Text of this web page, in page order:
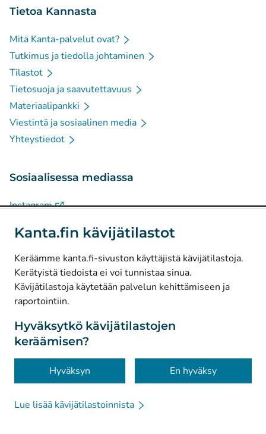
Kanta.fin kävijätilastot
Keräämme kanta.fi-sivuston käyttäjistä kävijätilastoja.
Kerätyistä tiedoista ei voi tunnistaa sinua.
Kävijätilastoja käytetään palvelun kehittämiseen ja
raportointiin.
Hyväksytkö kävijätilastojen
keräämisen?
Hyväksyn En hyväksy
Lue lisää kävijätilastoinnista
Tietoa Kannasta
Mitä Kanta-palvelut ovat?
Tutkimus ja tiedolla johtaminen
Tilastot
Tietosuoja ja saavutettavuus
Materiaalipankki
Viestintä ja sosiaalinen media
Yhteystiedot
Sosiaalisessa mediassa
Instagram(Avautuu uuteen välilehteen)
Facebook(Avautuu uuteen välilehteen)
© Kanta-Palvelut, Kansaneläkelaitos
Tietosuoja
Tietoa sivustosta
Saavutettavuus
Evästeet